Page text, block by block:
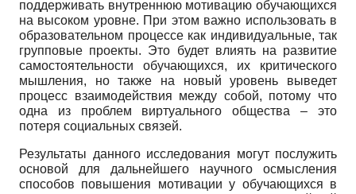
поддерживать внутреннюю мотивацию обучающихся
на высоком уровне. При этом важно использовать в
образовательном процессе как индивидуальные, так
групповые проекты. Это будет влиять на развитие
самостоятельности обучающихся, их критического
мышления, но также на новый уровень выведет
процесс взаимодействия между собой, потому что
одна из проблем виртуального общества – это
потеря социальных связей.
Результаты данного исследования могут послужить
основой для дальнейшего научного осмысления
способов повышения мотивации у обучающихся в